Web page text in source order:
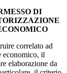
DI
correlato ad
economico, il
elaborazione da